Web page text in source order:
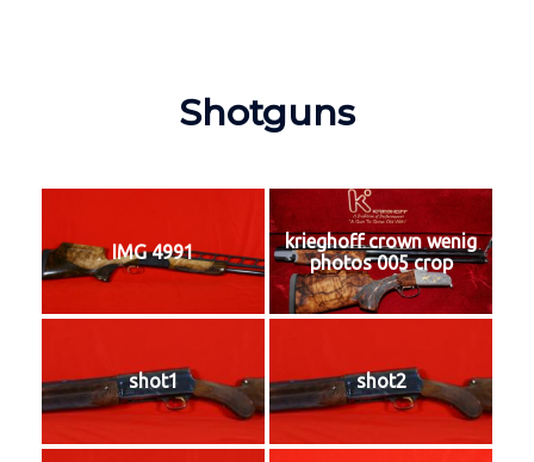
Shotguns
IMG 4991
krieghoff crown wenig
photos 005 crop
shot1 shot2